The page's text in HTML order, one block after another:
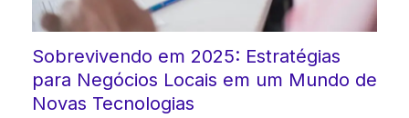
Sobrevivendo em 2025: Estratégias
para Negócios Locais em um Mundo de
Novas Tecnologias